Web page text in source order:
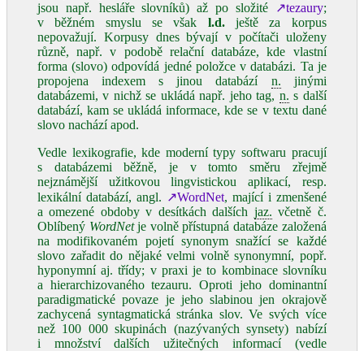
jsou např. hesláře slovníků) až po složité
↗tezaury;
v běžném smyslu se však l.d.ještě za korpus
nepovažují. Korpusy dnes bývají v počítači uloženy
různě, např. v podobě relační databáze, kde vlastní
forma (slovo) odpovídá jedné položce v databázi. Ta je
propojena indexem s jinou databází n. jinými
databázemi, v nichž se ukládá např. jeho tag, n. s další
databází, kam se ukládá informace, kde se v textu dané
slovo nachází apod.
Vedle lexikografie, kde moderní typy softwaru pracují
s databázemi běžně, je v tomto směru zřejmě
nejznámější užitkovou lingvistickou aplikací, resp.
lexikální databází, angl. ↗WordNet, mající i zmenšené
a omezené obdoby v desítkách dalších jaz. včetně č.
Oblíbený WordNetje volně přístupná databáze založená
na modifikovaném pojetí synonym snažící se každé
slovo zařadit do nějaké velmi volně synonymní, popř.
hyponymní aj. třídy; v praxi je to kombinace slovníku
a hierarchizovaného tezauru. Oproti jeho dominantní
paradigmatické povaze je jeho slabinou jen okrajově
zachycená syntagmatická stránka slov. Ve svých více
než 100 000 skupinách (nazývaných synsety) nabízí
i množství dalších užitečných informací (vedle